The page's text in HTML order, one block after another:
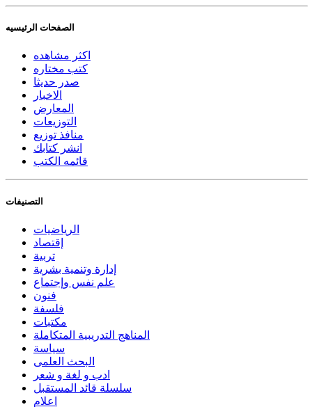
الصفحات الرئيسيه
اكثر مشاهده
كتب مختاره
صدر حديثا
الاخبار
المعارض
التوزيعات
منافذ توزيع
انشر كتابك
قائمه الكتب
التصنيفات
الرياضيات
إقتصاد
تربية
إدارة وتنمية بشرية
علم نفس وإجتماع
فنون
فلسفة
مكتبات
المناهج التدريبية المتكاملة
سياسة
البحث العلمى
ادب و لغة و شعر
سلسلة قائد المستقبل
اعلام